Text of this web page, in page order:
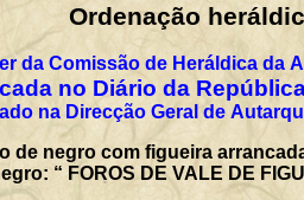
Ordenação
da Comissão de Heráldica da
no Diário da
na Direcção Geral de
de negro com figueira
“ FOROS DE VALE DE